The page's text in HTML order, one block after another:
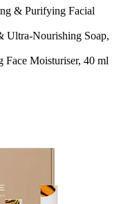
& Purifying Facial
Ultra-Nourishing Soap,
Face Moisturiser, 40 ml